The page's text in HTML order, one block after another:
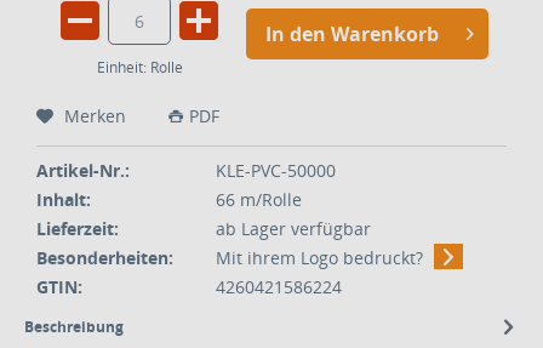
Einheit: Rolle
In den Warenkorb
Merken PDF
Artikel-Nr.:
KLE-PVC-50000
Inhalt:
66 m/Rolle
Lieferzeit:
ab Lager verfügbar
Besonderheiten:
Mit ihrem Logo bedruckt?
GTIN:
4260421586224
Beschreibung